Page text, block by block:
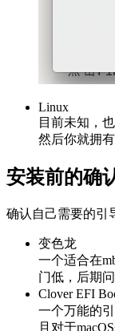
Linux
目前未知，
然后你就拥
安装前的确
确认自己需要的引
变色龙
一个适合在
门低，后期
Clover EFI
一个万能的
且对于